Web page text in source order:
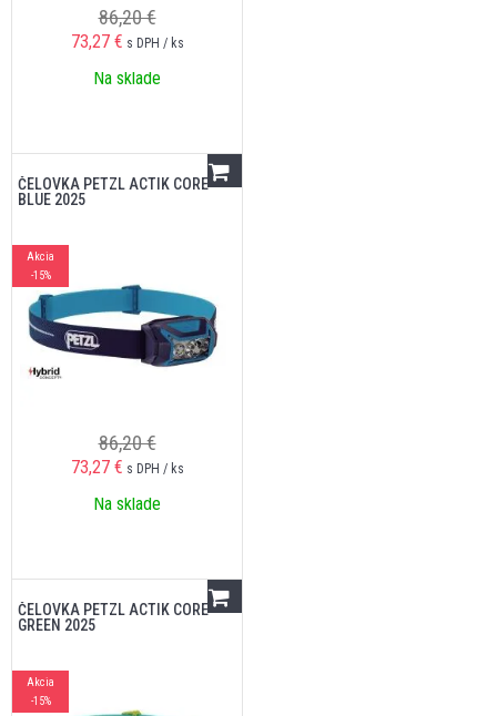
86,20 €
73,27 € s DPH / ks
Na sklade
ČELOVKA PETZL ACTIK CORE
BLUE 2025
Akcia
-15%
86,20 €
73,27 € s DPH / ks
Na sklade
ČELOVKA PETZL ACTIK CORE
GREEN 2025
Akcia
-15%